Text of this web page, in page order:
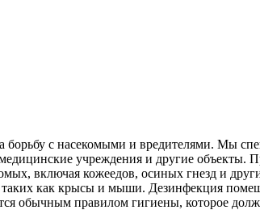
с насекомыми и вредителями. Мы
учреждения и другие объекты.
включая кожеедов, осиных гнезд и
как крысы и мыши. Дезинфекция
обычным правилом гигиены, которое